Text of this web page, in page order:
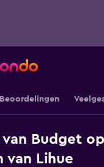
Beoordelingen
van Budget op
van Lihue